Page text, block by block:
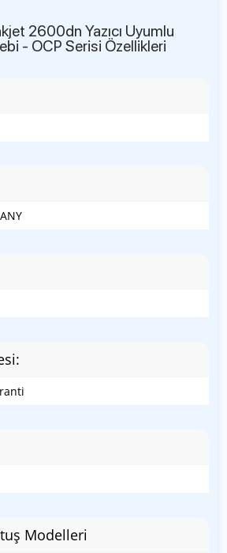
2600dn Yazıcı Uyumlu
- OCP Serisi Özellikleri
Modelleri